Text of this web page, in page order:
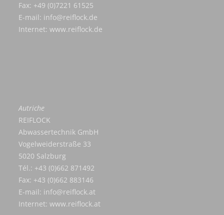
Fax: +49 (0)7221 61525
E-mail: info@reiflock.de
Internet:www.reiflock.de
Autriche
REIFLOCK
Abwassertechnik GmbH
Vogelweiderstraße 33
5020 Salzburg
Tél.: +43 (0)662 871492
Fax: +43 (0)662 883146
E-mail: info@reiflock.at
Internet:www.reiflock.at